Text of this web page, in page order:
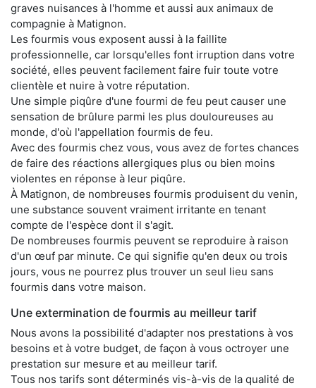
graves nuisances à l'homme et aussi aux animaux de
compagnie à Matignon.
Les fourmis vous exposent aussi à la faillite
professionnelle, car lorsqu'elles font irruption dans votre
société, elles peuvent facilement faire fuir toute votre
clientèle et nuire à votre réputation.
Une simple piqûre d'une fourmi de feu peut causer une
sensation de brûlure parmi les plus douloureuses au
monde, d'où l'appellation fourmis de feu.
Avec des fourmis chez vous, vous avez de fortes chances
de faire des réactions allergiques plus ou bien moins
violentes en réponse à leur piqûre.
À Matignon, de nombreuses fourmis produisent du venin,
une substance souvent vraiment irritante en tenant
compte de l'espèce dont il s'agit.
De nombreuses fourmis peuvent se reproduire à raison
d'un œuf par minute. Ce qui signifie qu'en deux ou trois
jours, vous ne pourrez plus trouver un seul lieu sans
fourmis dans votre maison.
Une extermination de fourmis au meilleur tarif
Nous avons la possibilité d'adapter nos prestations à vos
besoins et à votre budget, de façon à vous octroyer une
prestation sur mesure et au meilleur tarif.
Tous nos tarifs sont déterminés vis-à-vis de la qualité de